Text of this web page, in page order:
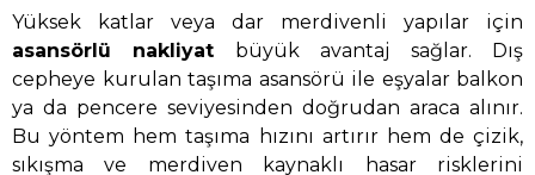
Yüksek katlar veya dar merdivenli yapılar için
asansörlü nakliyat büyük avantaj sağlar. Dış
cepheye kurulan taşıma asansörü ile eşyalar balkon
ya da pencere seviyesinden doğrudan araca alınır.
Bu yöntem hem taşıma hızını artırır hem de çizik,
sıkışma ve merdiven kaynaklı hasar risklerini